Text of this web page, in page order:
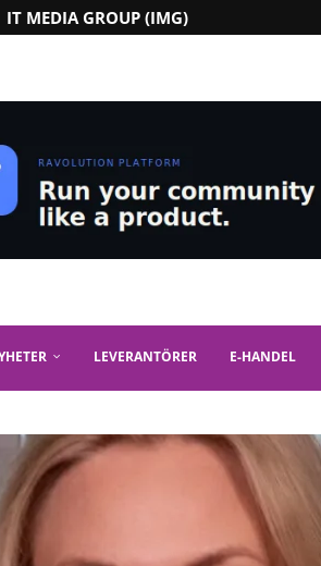
IT MEDIA GROUP (IMG)
LEVERANTÖRER E-HANDEL